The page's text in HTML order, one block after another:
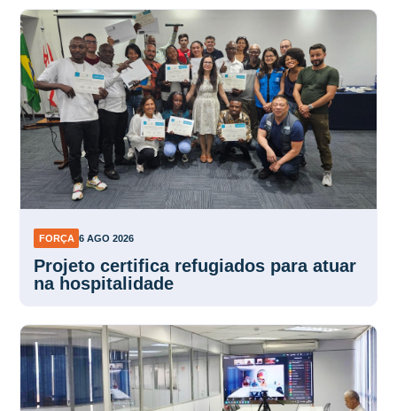
FORÇA 6 AGO 2026
Projeto certifica refugiados para atuar
na hospitalidade